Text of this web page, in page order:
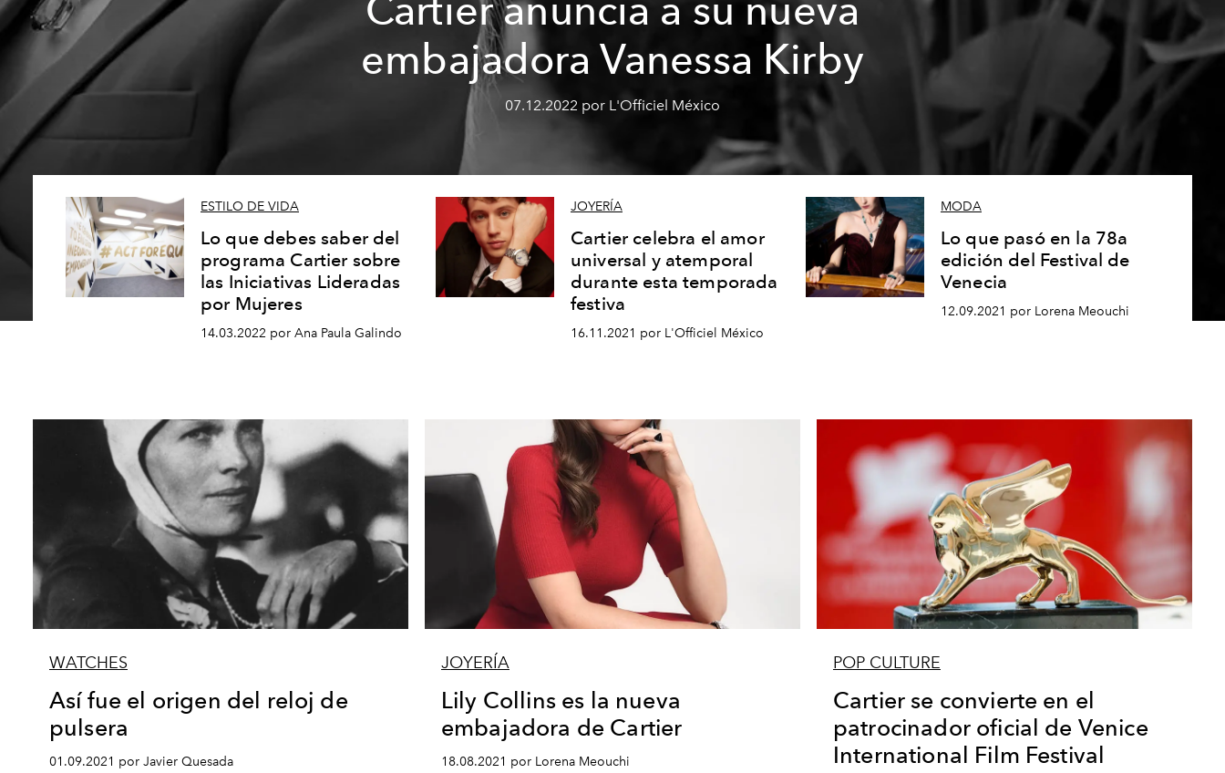
Cartier anuncia a su nueva
embajadora Vanessa Kirby
07.12.2022 por L'Officiel México
ESTILO DE VIDA
Lo que debes saber del
programa Cartier sobre
las Iniciativas Lideradas
por Mujeres
14.03.2022 por Ana Paula Galindo
JOYERÍA
Cartier celebra el amor
universal y atemporal
durante esta temporada
festiva
16.11.2021 por L'Officiel México
MODA
Lo que pasó en la 78a
edición del Festival de
Venecia
12.09.2021 por Lorena Meouchi
WATCHES
Así fue el origen del reloj de
pulsera
01.09.2021 por Javier Quesada
JOYERÍA
Lily Collins es la nueva
embajadora de Cartier
18.08.2021 por Lorena Meouchi
POP CULTURE
Cartier se convierte en el
patrocinador oficial de Venice
International Film Festival